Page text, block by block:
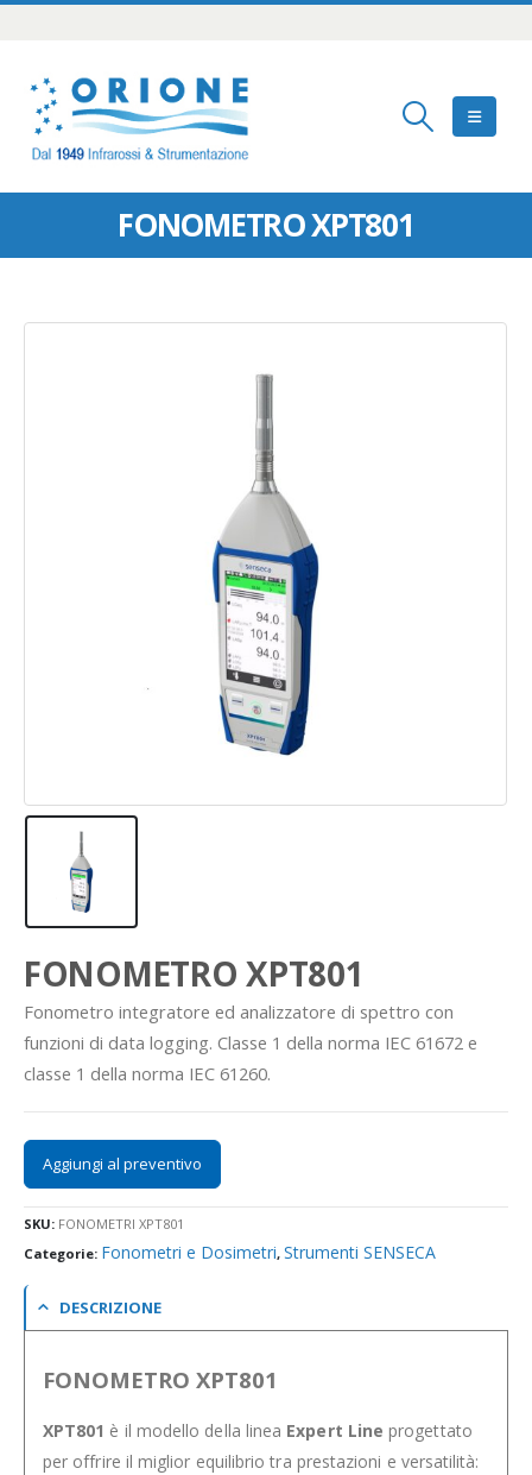
FONOMETRO XPT801
FONOMETRO XPT801
Fonometro integratore ed analizzatore di spettro con
funzioni di data logging. Classe 1 della norma IEC 61672 e
classe 1 della norma IEC 61260.
Aggiungi al preventivo
SKU: FONOMETRI XPT801
Categorie: Fonometri e Dosimetri, Strumenti SENSECA
DESCRIZIONE
FONOMETRO XPT801
XPT801 è il modello della linea Expert Line progettato
per offrire il miglior equilibrio tra prestazioni e versatilità: